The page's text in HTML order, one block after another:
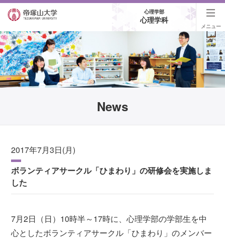
心理学部
心理学科
メニュー
News
2017年7月3日(月)
ボランティアサークル「ひまわり」の研修会を実施しま
した
7月2日（日）10時半～17時に、心理学部の学部生を中
心としたボランティアサークル「ひまわり」のメンバー